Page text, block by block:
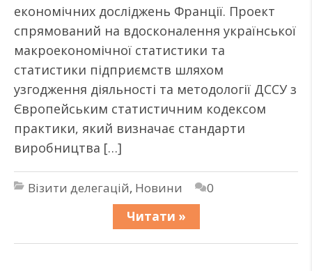
економічних досліджень Франції. Проект
спрямований на вдосконалення української
макроекономічної статистики та
статистики підприємств шляхом
узгодження діяльності та методології ДССУ з
Європейським статистичним кодексом
практики, який визначає стандарти
виробництва […]
Візити делегацій, Новини
0
Читати »